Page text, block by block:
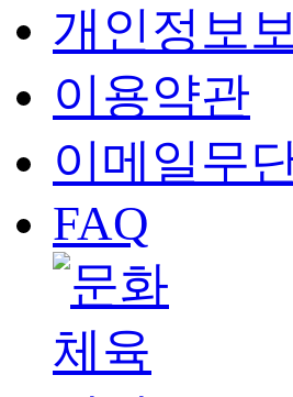
개인정보
이용약관
이메일무
FAQ